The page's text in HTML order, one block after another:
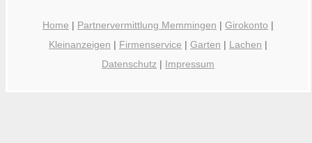
Home | Partnervermittlung Memmingen | Girokonto |
Kleinanzeigen | Firmenservice | Garten | Lachen |
Datenschutz | Impressum